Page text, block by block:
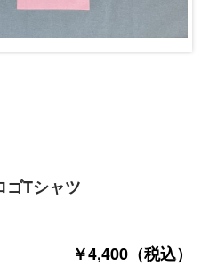
Tシャツ
￥4,400（税込）